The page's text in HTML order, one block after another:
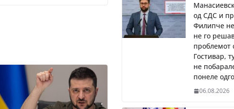
од СДС и
Филипче
не го
проблемот
Гостивар,
не
понеле
06.08.2026